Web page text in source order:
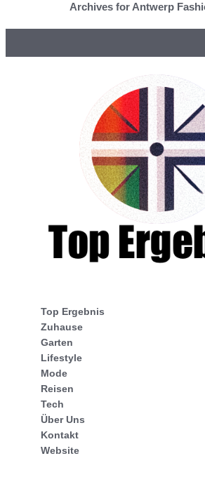
Archives for Antwerp
Top Ergebnis
Zuhause
Garten
Lifestyle
Mode
Reisen
Tech
Über Uns
Kontakt
Website